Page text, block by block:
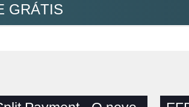
GRÁTIS